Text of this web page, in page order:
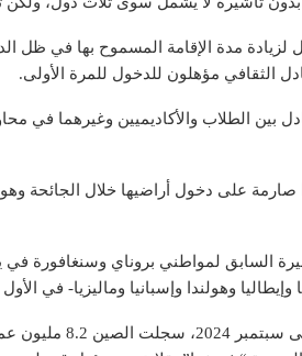
الثقافي مؤهلون للدخول للمرة الأولى.
بين الطلاب والأكاديميين وغيرهما في
على دخول أراضيها خلال الجائحة وهو
وهولندا وإسبانيا وماليزيا- في الأول من